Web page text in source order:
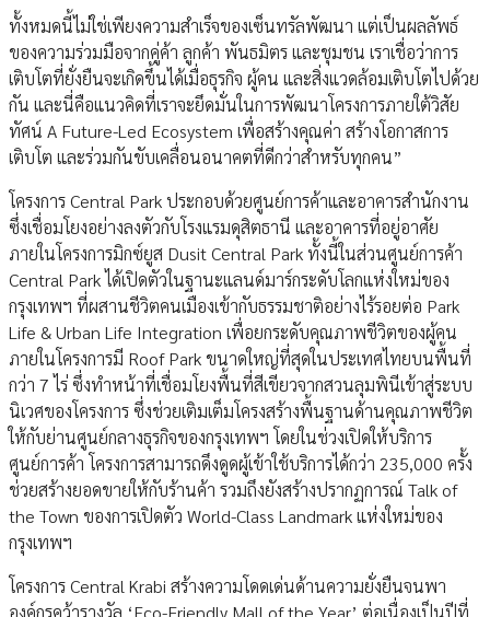
ทั้งหมดนี้ไม่ใช่เพียงความสำเร็จของเซ็นทรัลพัฒนา แต่เป็นผลลัพธ์
ของความร่วมมือจากคู่ค้า ลูกค้า พันธมิตร และชุมชน เราเชื่อว่าการ
เติบโตที่ยั่งยืนจะเกิดขึ้นได้เมื่อธุรกิจ ผู้คน และสิ่งแวดล้อมเติบโตไปด้วย
กัน และนี่คือแนวคิดที่เราจะยึดมั่นในการพัฒนาโครงการภายใต้วิสัย
ทัศน์ A Future-Led Ecosystem เพื่อสร้างคุณค่า สร้างโอกาสการ
เติบโต และร่วมกันขับเคลื่อนอนาคตที่ดีกว่าสำหรับทุกคน”
โครงการ Central Park ประกอบด้วยศูนย์การค้าและอาคารสำนักงาน
ซึ่งเชื่อมโยงอย่างลงตัวกับโรงแรมดุสิตธานี และอาคารที่อยู่อาศัย
ภายในโครงการมิกซ์ยูส Dusit Central Park ทั้งนี้ในส่วนศูนย์การค้า
Central Park ได้เปิดตัวในฐานะแลนด์มาร์กระดับโลกแห่งใหม่ของ
กรุงเทพฯ ที่ผสานชีวิตคนเมืองเข้ากับธรรมชาติอย่างไร้รอยต่อ Park
Life & Urban Life Integration เพื่อยกระดับคุณภาพชีวิตของผู้คน
ภายในโครงการมี Roof Park ขนาดใหญ่ที่สุดในประเทศไทยบนพื้นที่
กว่า 7 ไร่ ซึ่งทำหน้าที่เชื่อมโยงพื้นที่สีเขียวจากสวนลุมพินีเข้าสู่ระบบ
นิเวศของโครงการ ซึ่งช่วยเติมเต็มโครงสร้างพื้นฐานด้านคุณภาพชีวิต
ให้กับย่านศูนย์กลางธุรกิจของกรุงเทพฯ โดยในช่วงเปิดให้บริการ
ศูนย์การค้า โครงการสามารถดึงดูดผู้เข้าใช้บริการได้กว่า 235,000 ครั้ง
ช่วยสร้างยอดขายให้กับร้านค้า รวมถึงยังสร้างปรากฏการณ์ Talk of
the Town ของการเปิดตัว World-Class Landmark แห่งใหม่ของ
กรุงเทพฯ
โครงการ Central Krabi สร้างความโดดเด่นด้านความยั่งยืนจนพา
องค์กรคว้ารางวัล ‘Eco-Friendly Mall of the Year’ ต่อเนื่องเป็นปีที่